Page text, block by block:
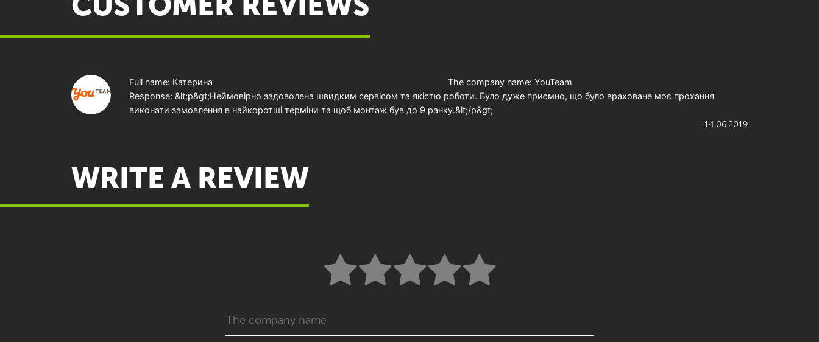
Full name: Катерина
The company name: YouTeam
Response: &lt;p&gt;Неймовірно задоволена швидким сервісом та якістю роботи. Було дуже приємно, що було враховане моє прохання
виконати замовлення в найкоротші терміни та щоб монтаж був до 9 ранку.&lt;/p&gt;
14.06.2019
WRITE A REVIEW